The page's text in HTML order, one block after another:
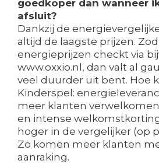
goedkoper dan wanneer
afsluit?
Dankzij de
altijd de laagste prijzen.
energieprijzen checkt via
www.oxxio.nl, dan valt al
veel duurder uit bent. Hoe
Kinderspel:
meer klanten
en intense
hoger in de vergelijker (op
Zo komen meer klanten
aanraking.